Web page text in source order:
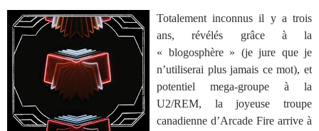
Totalement inconnus il y a trois
ans, révélés grâce à la
« blogosphère » (je jure que je
n’utiliserai plus jamais ce mot), et
potentiel mega-groupe à la
U2/REM, la joyeuse troupe
canadienne d’Arcade Fire arrive à